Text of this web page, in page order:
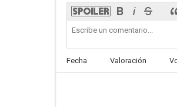
Fecha Valoración